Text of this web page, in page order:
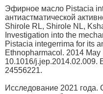
Эфирное масло Pistacia
антиастматической
Shirole RL, Shirole NL,
Investigation into the
Pistacia integerrima for its
Ethnopharmacol. 2014
10.1016/j.jep.2014.02.009.
24556221.
Исследование 2021